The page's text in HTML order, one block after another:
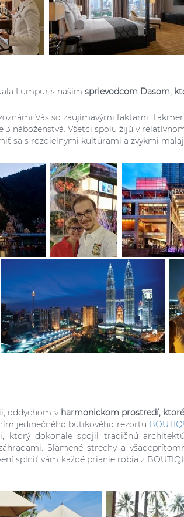
Lumpur s našim sprievodcom Dasom,
Vás so zaujímavými faktami.
náboženstvá. Všetci spolu žijú v
sa s rozdielnymi kultúrami a zvykmi
oddychom v harmonickom prostredí,
jedinečného butikového rezortu
ktorý dokonale spojil tradičnú
Slamené strechy a
splniť vám každé prianie robia z